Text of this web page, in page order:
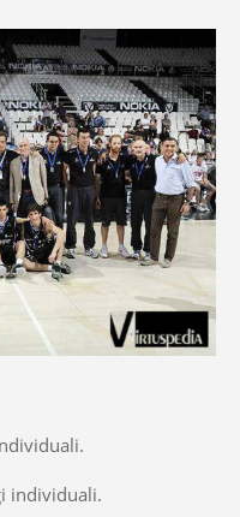
individuali.